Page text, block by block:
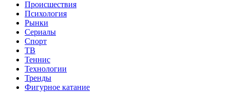
Происшествия
Психология
Рынки
Сериалы
Спорт
ТВ
Теннис
Технологии
Тренды
Фигурное катание